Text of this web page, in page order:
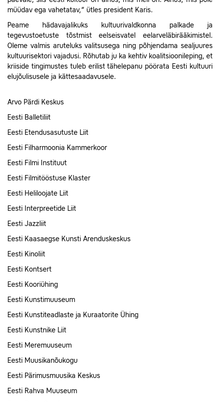
müüdav ega vahetatav,“ ütles president Karis.
Peame hädavajalikuks kultuurivaldkonna palkade ja
tegevustoetuste tõstmist eelseisvatel eelarveläbirääkimistel.
Oleme valmis aruteluks valitsusega ning põhjendama sealjuures
kultuurisektori vajadusi. Rõhutab ju ka kehtiv koalitsioonileping, et
kriiside tingimustes tuleb erilist tähelepanu pöörata Eesti kultuuri
elujõulisusele ja kättesaadavusele.
Arvo Pärdi Keskus
Eesti Balletiliit
Eesti Etendusasutuste Liit
Eesti Filharmoonia Kammerkoor
Eesti Filmi Instituut
Eesti Filmitööstuse Klaster
Eesti Heliloojate Liit
Eesti Interpreetide Liit
Eesti Jazzliit
Eesti Kaasaegse Kunsti Arenduskeskus
Eesti Kinoliit
Eesti Kontsert
Eesti Kooriühing
Eesti Kunstimuuseum
Eesti Kunstiteadlaste ja Kuraatorite Ühing
Eesti Kunstnike Liit
Eesti Meremuuseum
Eesti Muusikanõukogu
Eesti Pärimusmuusika Keskus
Eesti Rahva Muuseum